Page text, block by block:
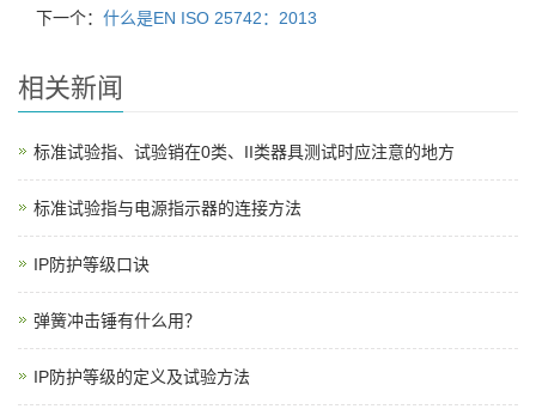
下一个： 什么是EN ISO 25742：2013
相关新闻
标准试验指、试验销在0类、II类器具测试时应注意的地方
标准试验指与电源指示器的连接方法
IP防护等级口诀
弹簧冲击锤有什么用？
IP防护等级的定义及试验方法